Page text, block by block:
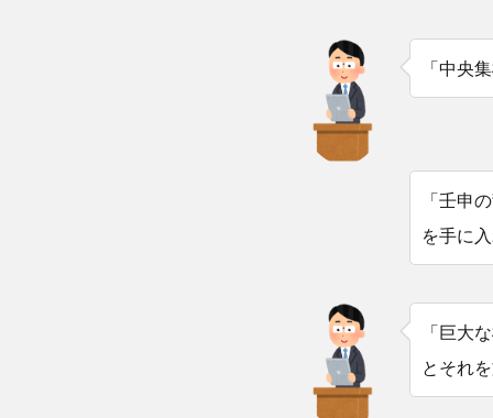
「中央
「壬申
を手に
「巨大
とそれ